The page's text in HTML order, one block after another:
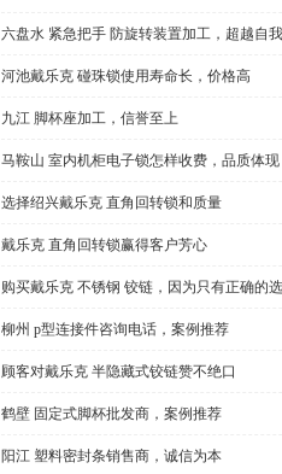
六盘水 紧急把手 防旋转装置加工，超越自我
河池戴乐克 碰珠锁使用寿命长，价格高
九江 脚杯座加工，信誉至上
马鞍山 室内机柜电子锁怎样收费，品质体现
选择绍兴戴乐克 直角回转锁和质量
戴乐克 直角回转锁赢得客户芳心
购买戴乐克 不锈钢 铰链，因为只有正确的
柳州 p型连接件咨询电话，案例推荐
顾客对戴乐克 半隐藏式铰链赞不绝口
鹤壁 固定式脚杯批发商，案例推荐
阳江 塑料密封条销售商，诚信为本